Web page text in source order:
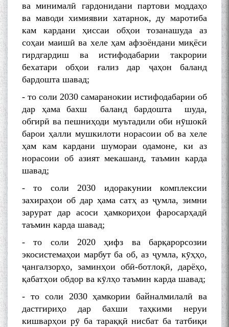
ва минималӣ гардонидани партови моддаҳо
ва маводи химиявии хатарнок, ду маротиба
кам кардани ҳиссаи обҳои тозанашуда аз
соҳаи маишӣ ва хеле ҳам афзоёндани миқёси
гирдгардиш ва истифодабарии такрории
бехатари обҳои ғализ дар ҷаҳон баланд
бардошта шавад;
- то соли 2030 самаранокии истифодабарии об
дар ҳама бахш баланд бардошта шуда,
обгирӣ ва пешниҳоди муътадили оби нӯшокӣ
барои ҳалли мушкилоти норасоии об ва хеле
ҳам кам кардани шумораи одамоне, ки аз
норасоии об азият мекашанд, таъмин карда
шавад;
- то соли 2030 идоракунии комплексии
захираҳои об дар ҳама сатҳ аз ҷумла, зимни
зарурат дар асоси ҳамкориҳои фаросарҳадӣ
таъмин карда шавад;
- то соли 2020 ҳифз ва барқарорсозии
экосистемаҳои марбут ба об, аз ҷумла, кӯҳҳо,
ҷангалзорҳо, заминҳои обӣ-ботлоқӣ, дарёҳо,
қабатҳои обдор ва кӯлҳо таъмин карда шавад;
- то соли 2030 ҳамкории байналмилалӣ ва
дастгириҳо дар бахши таҳкими неруи
кишварҳои рӯ ба тараққӣ нисбат ба татбиқи